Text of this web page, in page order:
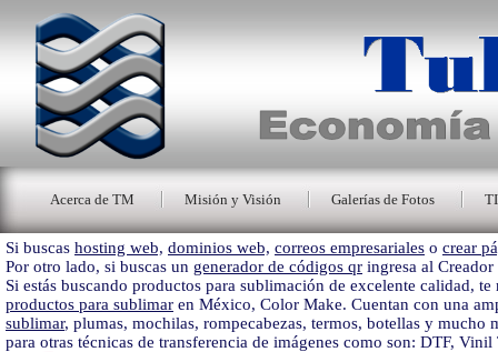
Acerca de TM Misión y Visión Galerías de Fotos
Si buscas hosting web, dominios web, correos empresariales o crear
Por otro lado, si buscas un generador de códigos qr ingresa al
Si estás buscando productos para sublimación de excelente calidad,
productos para sublimar en México, Color Make. Cuentan con una
sublimar, plumas, mochilas, rompecabezas, termos, botellas y mucho
para otras técnicas de transferencia de imágenes como son: DTF,